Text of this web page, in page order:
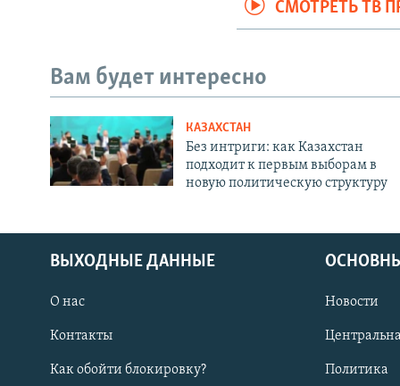
СМОТРЕТЬ ТВ
Вам будет интересно
КАЗАХСТАН
Без интриги: как Казахстан
подходит к первым выборам в
новую политическую структуру
ВЫХОДНЫЕ ДАННЫЕ
О нас
Контакты
Как обойти блокировку?
Новости
Политика